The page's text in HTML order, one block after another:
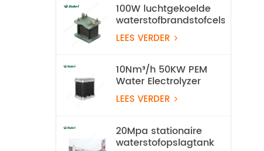
100W luchtgekoelde
waterstofbrandstofcelstapel
LEES VERDER
10Nm³/h 50KW PEM
Water Electrolyzer
Waterstofproductieapparatuur
LEES VERDER
20Mpa stationaire
waterstofopslagtank